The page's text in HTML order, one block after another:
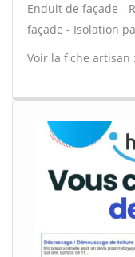
Enduit de façade -
façade - Isolation
Voir la fiche artisan :